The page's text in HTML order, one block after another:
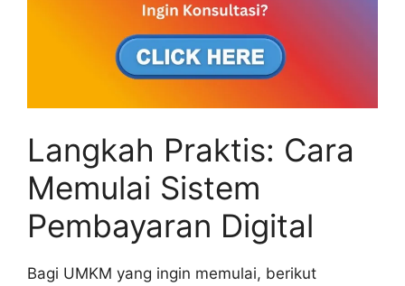
Langkah Praktis: Cara
Memulai Sistem
Pembayaran Digital
Bagi UMKM yang ingin memulai, berikut